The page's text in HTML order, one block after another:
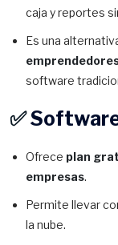
caja y reportes
Es una
software
✅
Ofrece plan
empresas.
Permite llevar
la nube.